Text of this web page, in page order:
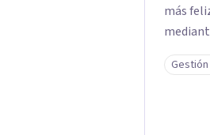
más feliz,